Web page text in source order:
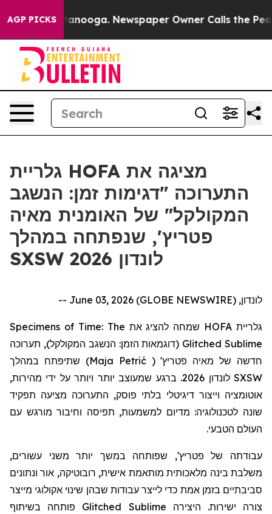
AGP PICKS
in Chattanooga. Newspaper Owner Calls the
גלריית HOFA מציגה את
התערוכה "דגימות זמן: הנשגב
המקולקל" של האומנית מאיה
פטריץ', שנפתחה במהלך
SXSW לונדון 2026
לונדון, June 03, 2026 (GLOBE NEWSWIRE) --
גלריית HOFA שמחה להציג את Specimens of Time: The
Glitched Sublime (דוגמאות הזמן: הנשגב המקולקל), תערוכה
חדשה של מאיה פטריץ'
(
Maja Petrić
) שתיפתח במהלך
SXSW
לונדון 2026. ברגע שמעוצב יותר ויותר על ידי מהירות,
אוטומציה וייצור דיגיטלי בלתי פוסק, התערוכה מציעה תפקיד
שונה לטכנולוגיה: מדיום למשמעות, תפיסה וחיבור מורגש עם
העולם הטבעי.
עבודתה של פטריץ', שפותחה במשך יותר משני עשורים,
משלבת בינה מלאכותית מותאמת אישית, רובוטיקה, אור ונתונים
סביבתיים בזמן אמת כדי לייצר עבודות שבהן שינוי אקולוגי מייצר
צורה ישירות. היצירה Glitched Sublime פותחה בשיתוף